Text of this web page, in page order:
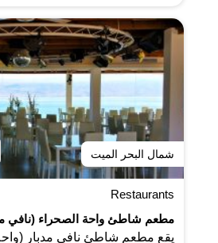
شمال البحر الميت
Restaurants
مطعم شاطئ واحة الصحراء (نافي
يقع مطعم شاطئ نافي مدبار